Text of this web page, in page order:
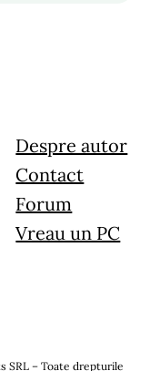
Despre autor
Contact
Forum
Vreau un PC
SRL – Toate drepturile